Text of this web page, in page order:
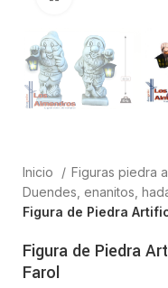
Inicio
Figuras piedra
Duendes, enanitos,
Figura de Piedra
Figura de Piedra
Farol